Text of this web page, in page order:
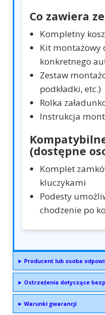
Co zawiera
Kompletny
Kit montażowy
konkretnego
Zestaw
podkładki, etc.)
Rolka
Instrukcja
(dostępne
Komplet
kluczykami
Podesty
chodzenie po
Producent lub osoba
Ostrzeżenia dotyczące
Warunki gwarancji